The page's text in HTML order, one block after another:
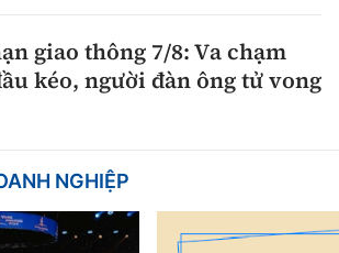
giao thông 7/8: Va chạm
kéo, người đàn ông tử vong
NGHIỆP